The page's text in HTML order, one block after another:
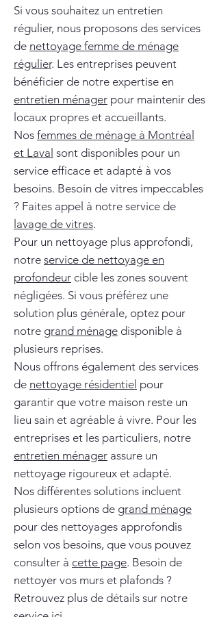
Si vous souhaitez un entretien
régulier, nous proposons des services
de nettoyage femme de ménage
régulier. Les entreprises peuvent
bénéficier de notre expertise en
entretien ménager pour maintenir des
locaux propres et accueillants.
Nos femmes de ménage à Montréal
et Laval sont disponibles pour un
service efficace et adapté à vos
besoins. Besoin de vitres impeccables
? Faites appel à notre service de
lavage de vitres.
Pour un nettoyage plus approfondi,
notre service de nettoyage en
profondeur cible les zones souvent
négligées. Si vous préférez une
solution plus générale, optez pour
notre grand ménage disponible à
plusieurs reprises.
Nous offrons également des services
de nettoyage résidentiel pour
garantir que votre maison reste un
lieu sain et agréable à vivre. Pour les
entreprises et les particuliers, notre
entretien ménager assure un
nettoyage rigoureux et adapté.
Nos différentes solutions incluent
plusieurs options de grand ménage
pour des nettoyages approfondis
selon vos besoins, que vous pouvez
consulter à cette page. Besoin de
nettoyer vos murs et plafonds ?
Retrouvez plus de détails sur notre